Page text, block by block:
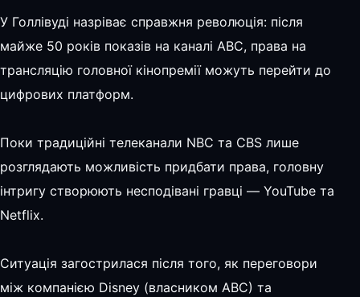
У Голлівуді назріває справжня революція: після
майже 50 років показів на каналі ABC, права на
трансляцію головної кінопремії можуть перейти до
цифрових платформ.
Поки традиційні телеканали NBC та CBS лише
розглядають можливість придбати права, головну
інтригу створюють несподівані гравці — YouTube та
Netflix.
Ситуація загострилася після того, як переговори
між компанією Disney (власником ABC) та